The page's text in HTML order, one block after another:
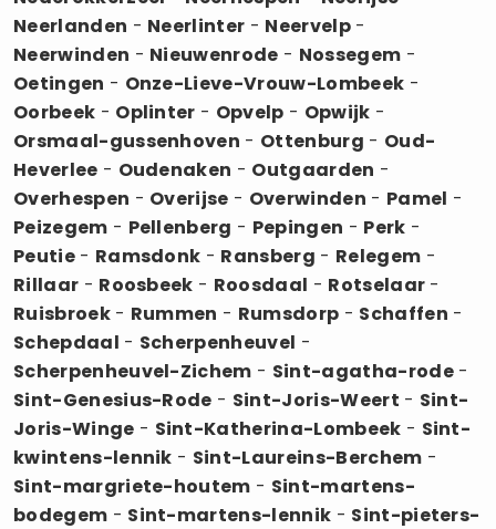
Neerlanden - Neerlinter - Neervelp-
Neerwinden - Nieuwenrode - Nossegem -
Oetingen - Onze-Lieve-Vrouw-Lombeek -
Oorbeek - Oplinter - Opvelp - Opwijk -
Orsmaal-gussenhoven - Ottenburg - Oud-
Heverlee - Oudenaken - Outgaarden -
Overhespen - Overijse - Overwinden - Pamel -
Peizegem - Pellenberg - Pepingen - Perk -
Peutie- Ramsdonk - Ransberg - Relegem -
Rillaar - Roosbeek - Roosdaal - Rotselaar -
Ruisbroek- Rummen - Rumsdorp - Schaffen -
Schepdaal - Scherpenheuvel -
Scherpenheuvel-Zichem - Sint-agatha-rode-
Sint-Genesius-Rode - Sint-Joris-Weert - Sint-
Joris-Winge - Sint-Katherina-Lombeek - Sint-
kwintens-lennik - Sint-Laureins-Berchem -
Sint-margriete-houtem - Sint-martens-
bodegem - Sint-martens-lennik - Sint-pieters-